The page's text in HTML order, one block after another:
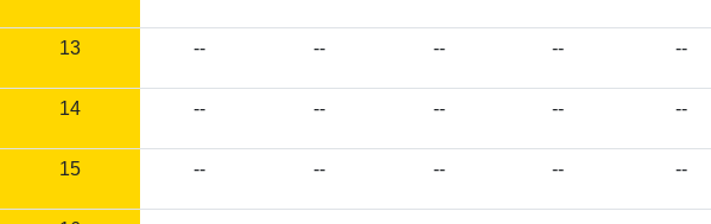
13 -- -- -- -- --
14 -- -- -- -- --
15 -- -- -- -- --